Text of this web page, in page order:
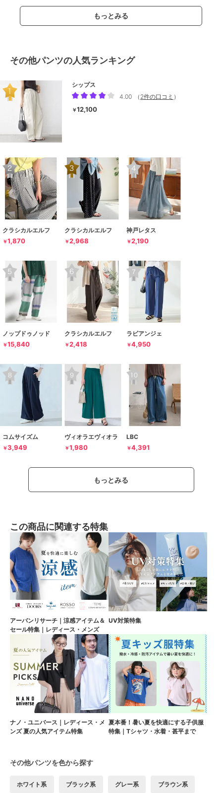
もっとみる
その他パンツの人気ランキング
シップス
4.00
（ 2件の口コミ ）
￥12,100
クラシカルエルフ
￥1,870
クラシカルエルフ
￥2,968
神戸レタス
￥2,190
ノップドゥノッド
￥15,840
クラシカルエルフ
￥2,418
ラビアンジェ
￥4,950
コムサイズム
￥3,949
ヴィオラエヴィオラ
￥1,980
LBC
￥4,391
もっとみる
この商品に関連する特集
アーバンリサーチ｜涼感アイテム＆
セール特集｜レディース・メンズ
UV対策特集
ナノ・ユニバース｜レディース・メ
ンズ 夏の人気アイテム特集
夏本番！暑い夏を快適にする子供服
特集｜Tシャツ・水着・甚平まで
その他パンツを色から探す
ホワイト系 ブラック系 グレー系 ブラウン系